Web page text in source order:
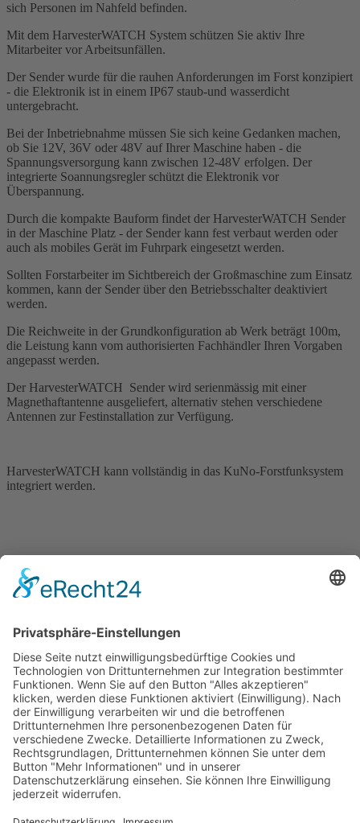
sich Personen im Nahfeld befinden.
Mit dem HarvesterWATCH System schützen Sie aktiv Ihre
Mitarbeiter vor Arbeitsunfällen.
Der Sender wurde für die rauhen Anforderungen im Forst konzipiert
- die Elektronik ist in einem IP67 staub-und wasserdicht
untergebracht.
Bei der Inbetriebnahme müssen Sie sich keine Gedanken machen,
ob Sie 12V, 36V oder 48V auf Ihrer Maschine haben - die
Spannungsversorgung kann zwischen 12-48V erfolgen. Der
integrierte Soannungsregler schützt die Elektronik vor
Überspannung.
Durch die kompakte Bauform findet der HarvesterWATCH Sender
in der Maschine Platz - der Sender kann fest verbaut werden oder
auch als mobiles Gerät im Fuhrpark eingesetzt werden.
Sollten Forstarbeiter im Sichtbereich der Großmaschine zum Einsatz
kommen, kann der Sender über den Betriebsschalter deaktiviert
werden.
Die Reichweite in der Grundkonfiguration ab Werk beträgt 100m,
die Leistung kann vom authorisierten Fachhändler Ihren Vorgaben
angepasst werden.
Der HarvesterWATCH Sender wird serienmässig mit einer
Magnethaftantenne ausgeliefert, alternativ stehen verschiedene
Antennen zur Festinstallation zur Verfügung.
HarvesterWATCH kann vollständig in das KuNo-Forstfunksystem
integriert werden.
Was ist KuNo® ? Systemüberblick
HarvesterWATCH Sender
Notrufkoffer KuNo®RESCUE
Vertrieb KuNo® Produkte
Startseite
Sitemap
Datenschutz
AGB
Kontakt
Impressum